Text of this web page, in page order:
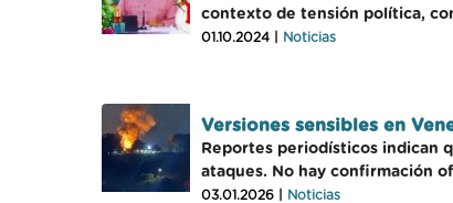
contexto de tensión política,
01.10.2024 | Noticias
Versiones sensibles en
Reportes periodísticos indican
ataques. No hay confirmación
03.01.2026 | Noticias